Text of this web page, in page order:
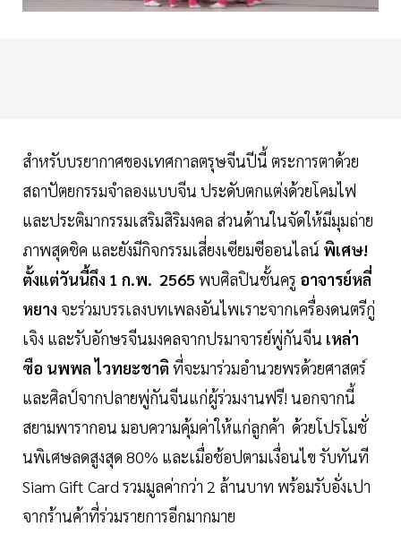
สำหรับบรยากาศของเทศกาลตรุษจีนปีนี้ ตระการตาด้วย
สถาปัตยกรรมจำลองแบบจีน ประดับตกแต่งด้วยโคมไฟ
และประติมากรรมเสริมสิริมงคล ส่วนด้านในจัดให้มีมุมถ่าย
ภาพสุดชิค และยังมีกิจกรรมเสี่ยงเซียมซีออนไลน์ พิเศษ!
ตั้งแต่วันนี้ถึง 1 ก.พ. 2565 พบศิลปินชั้นครู อาจารย์หลี่
หยาง จะร่วมบรรเลงบทเพลงอันไพเราะจากเครื่องดนตรีกู่
เจิง และรับอักษรจีนมงคลจากปรมาจารย์พู่กันจีน เหล่า
ซือ นพพล ไวทยะชาติ ที่จะมาร่วมอำนวยพรด้วยศาสตร์
และศิลป์จากปลายพู่กันจีนแก่ผู้ร่วมงานฟรี! นอกจากนี้
สยามพารากอน มอบความคุ้มค่าให้แก่ลูกค้า ด้วยโปรโมชั่
นพิเศษลดสูงสุด 80% และเมื่อช้อปตามเงื่อนไข รับทันที
Siam Gift Card รวมมูลค่ากว่า 2 ล้านบาท พร้อมรับอั่งเปา
จากร้านค้าที่ร่วมรายการอีกมากมาย